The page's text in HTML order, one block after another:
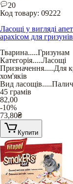
20
Код товару: 09222
Ласощі у вигляді
арахісом для
Тварина.....Гризунам
Категорія.....Ласощі
Призначення.....Для
хом'яків
Вид ласощів.....
45 грамів
82,00
-10%
73,80₴
Купити